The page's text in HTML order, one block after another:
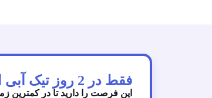
فقط در 2 روز تیک آبی اینستاگرام رو دریافت کنید!
این فرصت را دارید تا در کمترین